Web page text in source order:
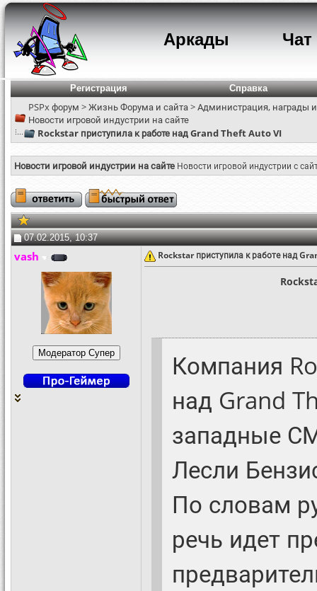
Аркады Чат
Регистрация Справка
PSPx форум >Жизнь Форума и сайта>Администрация, награды
Новости игровой индустрии на сайте
Rockstar приступила к работе над Grand Theft Auto VI
Новости игровой индустрии на сайтеНовости игровой индустрии с
07.02.2015, 10:37
vash Rockstar приступила к работе над
Компания
над Grand
западные
Лесли
По словам
речь идет